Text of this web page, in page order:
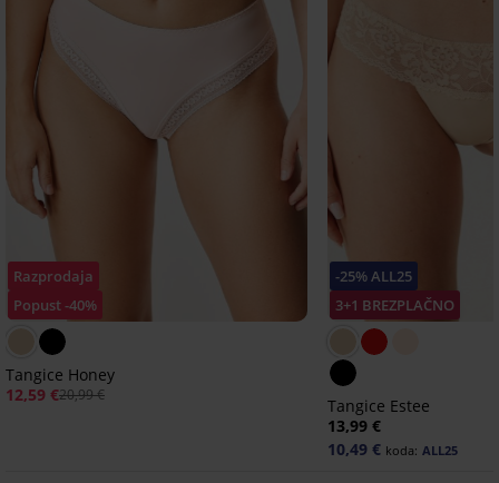
Razprodaja
Popust -40%
Tangice Honey
12,59 €20,99 €
-25% ALL25
3+1 BREZPLAČNO
Tangice Estee
13,99 €
10,49 € koda: ALL25